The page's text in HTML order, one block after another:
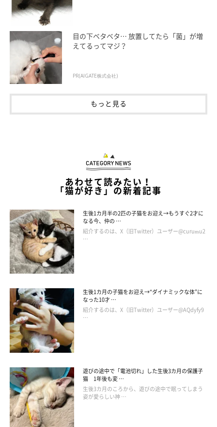
@potepotemomo1
換気扇の上を経由して、地面に降り立ったひじきちゃん。逃走経
もち#ひじきちゃん#可愛い#お家で過ごそう #癒し
#stayhomepic.twitter.com/C32mkxVEfu
— Mori😸 (@potepotemomo1) January 16, 2021
目の下ベタベタ… 放置してたら「菌」が増
えてるってマジ？
PR(AIGATE株式会社)
もっと見る
あわせて読みたい！
「猫が好き」の新着記事
生後1カ月半の2匹の子猫をお迎え→もうすぐ2才に
なる今、仲の …
紹介するのは、X（旧Twitter）ユーザー@curumu2
…
生後1カ月の子猫をお迎え→“ダイナミックな体”に
なった10才 …
紹介するのは、X（旧Twitter）ユーザー@AQdyfy9
…
遊びの途中で「電池切れ」した生後3カ月の保護子
猫 1年後も変 …
生後3カ月のころから、遊びの途中で眠ってしまう
姿が愛らしい神 …